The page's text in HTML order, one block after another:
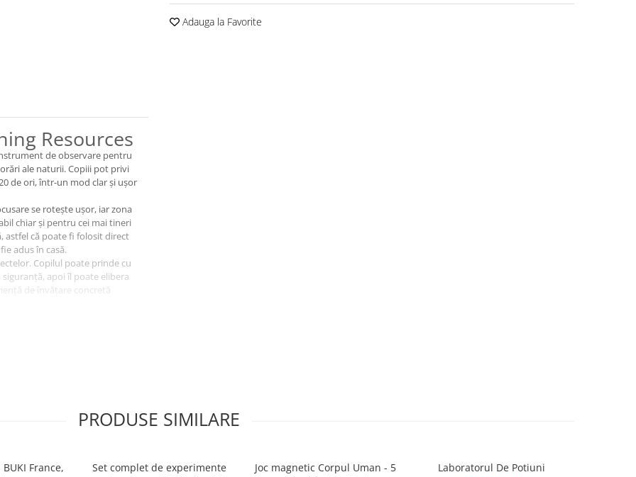
Adauga la Favorite
Resources
de observare pentru
ale naturii. Copiii pot privi
de ori, într-un mod clar și ușor
se rotește ușor, iar zona
chiar și pentru cei mai tineri
astfel că poate fi folosit direct
adus în casă.
Copilul poate prinde cu
apoi îl poate elibera
de învățare concretă
PRODUSE SIMILARE
France,
Set complet de experimente
Joc magnetic Corpul Uman - 5
Laboratorul De Potiuni